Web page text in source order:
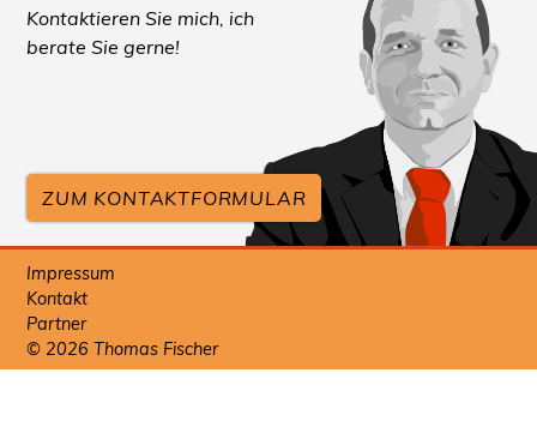
Kontaktieren Sie mich, ich
berate Sie gerne!
ZUM KONTAKTFORMULAR
Impressum
Kontakt
Partner
© 2026 Thomas Fischer